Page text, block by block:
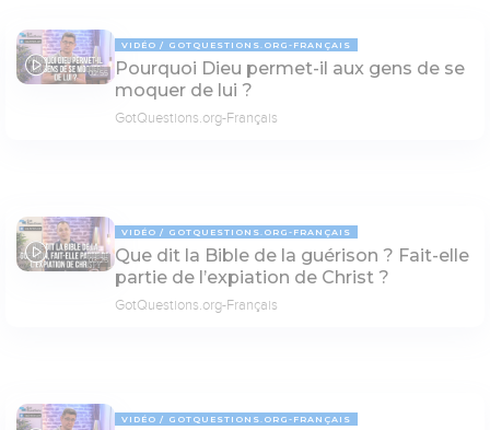
02:55
VIDÉO GOTQUESTIONS.ORG-FRANÇAIS
Pourquoi Dieu permet-il aux gens de se
moquer de lui ?
GotQuestions.org-Français
03:25
VIDÉO GOTQUESTIONS.ORG-FRANÇAIS
Que dit la Bible de la guérison ? Fait-elle
partie de l’expiation de Christ ?
GotQuestions.org-Français
VIDÉO GOTQUESTIONS.ORG-FRANÇAIS